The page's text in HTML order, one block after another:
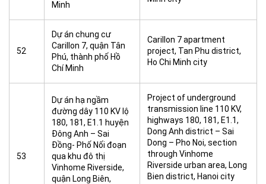
Minh
52
Dự án chung cư
Carillon 7, quận Tân
Phú, thành phố Hồ
Chí Minh
Carillon 7 apartment
project, Tan Phu district,
Ho Chi Minh city
53
Dự án hạ ngầm
đường dây 110 KV lộ
180, 181, E1.1 huyện
Đông Anh – Sai
Đồng- Phố Nối đoạn
qua khu đô thị
Vinhome Riverside,
quận Long Biên,
Project of underground
transmission line 110 KV,
highways 180, 181, E1.1,
Dong Anh district – Sai
Dong – Pho Noi, section
through Vinhome
Riverside urban area, Long
Bien district, Hanoi city